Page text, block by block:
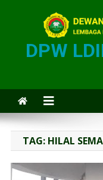
DPW
TAG: HILAL